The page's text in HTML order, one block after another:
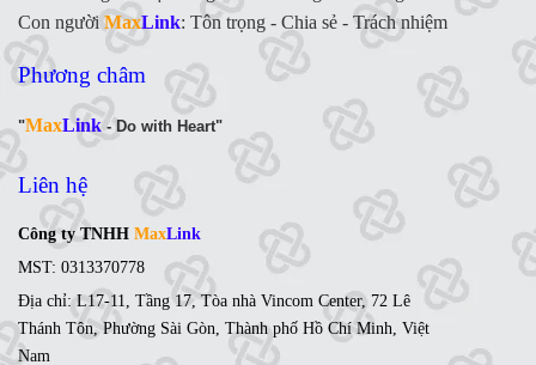
VỀ CHÚNG TÔI
Công ty TNHH MaxLink
là công ty chuyên cung cấp các sản
phẩm, thiết bị trong lĩnh vực công nghệ thông tin
MaxLink
mang đến cho khách hàng những sản phẩm
chính hãng có chất lượng tốt, giá cả hợp lý. Chúng tôi tin rằng:
“thành công của bạn cũng là thành công của chúng tôi”.
Con ngườiMaxLink:Tôn trọng - Chia sẻ - Trách nhiệm